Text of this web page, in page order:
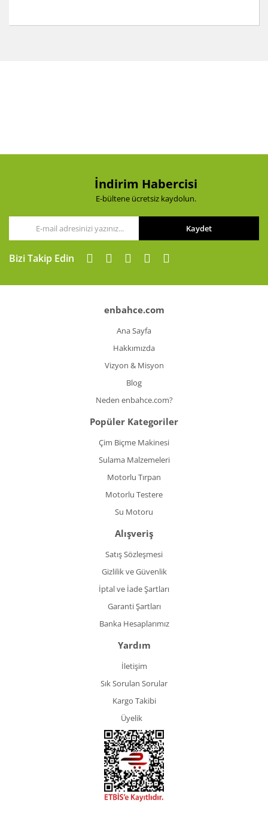
Ürün fiyatı diğer sitelerden daha pahalı.
Gönder
İndirim Habercisi
E-bültene ücretsiz kaydolun.
Kaydet
Bizi Takip Edin
enbahce.com
Ana Sayfa
Hakkımızda
Vizyon & Misyon
Blog
Neden enbahce.com?
Popüler Kategoriler
Çim Biçme Makinesi
Sulama Malzemeleri
Motorlu Tırpan
Motorlu Testere
Su Motoru
Alışveriş
Satış Sözleşmesi
Gizlilik ve Güvenlik
İptal ve İade Şartları
Garanti Şartları
Banka Hesaplarımız
Yardım
İletişim
Sık Sorulan Sorular
Kargo Takibi
Üyelik